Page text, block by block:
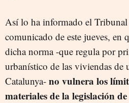
Así lo ha informado el
comunicado de este jueves, en
dicha norma -que regula por
urbanístico de las viviendas de
Catalunya- no vulnera los
materiales de la legislación